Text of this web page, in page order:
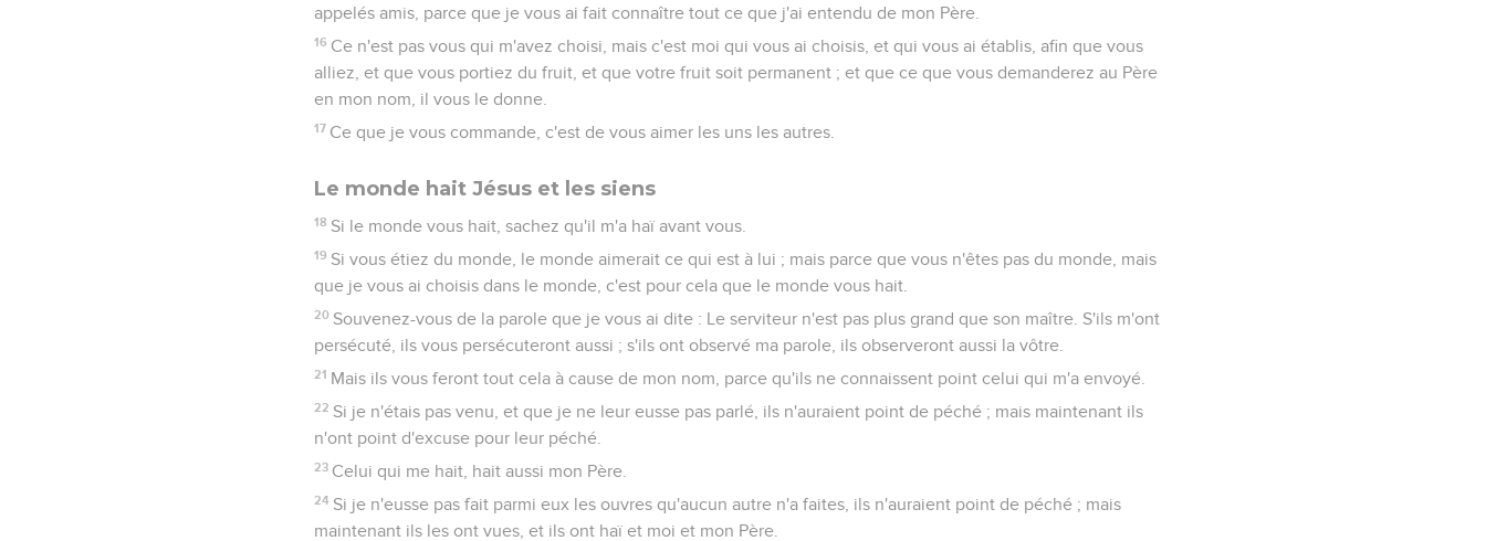
appelés amis, parce que je vous ai fait connaître tout ce que j'ai entendu de mon Père.
16 Ce n'est pas vous qui m'avez choisi, mais c'est moi qui vous ai choisis, et qui vous ai établis, afin que vous
alliez, et que vous portiez du fruit, et que votre fruit soit permanent ; et que ce que vous demanderez au Père
en mon nom, il vous le donne.
17 Ce que je vous commande, c'est de vous aimer les uns les autres.
Le monde hait Jésus et les siens
18 Si le monde vous hait, sachez qu'il m'a haï avant vous.
19 Si vous étiez du monde, le monde aimerait ce qui est à lui ; mais parce que vous n'êtes pas du monde, mais
que je vous ai choisis dans le monde, c'est pour cela que le monde vous hait.
20 Souvenez-vous de la parole que je vous ai dite : Le serviteur n'est pas plus grand que son maître. S'ils m'ont
persécuté, ils vous persécuteront aussi ; s'ils ont observé ma parole, ils observeront aussi la vôtre.
21 Mais ils vous feront tout cela à cause de mon nom, parce qu'ils ne connaissent point celui qui m'a envoyé.
22 Si je n'étais pas venu, et que je ne leur eusse pas parlé, ils n'auraient point de péché ; mais maintenant ils
n'ont point d'excuse pour leur péché.
23 Celui qui me hait, hait aussi mon Père.
24 Si je n'eusse pas fait parmi eux les ouvres qu'aucun autre n'a faites, ils n'auraient point de péché ; mais
maintenant ils les ont vues, et ils ont haï et moi et mon Père.